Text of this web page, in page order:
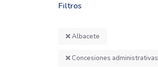
Filtros
Albacete
Concesiones administrativas